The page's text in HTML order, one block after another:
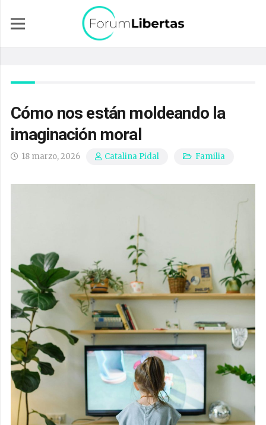
Cómo nos están moldeando la
imaginación moral
18 marzo, 2026 Catalina Pidal Familia